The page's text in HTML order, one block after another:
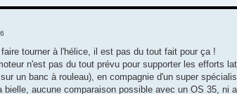
tourner à l'hélice, il est pas du tout fait pour ça !
n'est pas du tout prévu pour supporter les efforts
un banc à rouleau), en compagnie d'un super
aucune comparaison possible avec un OS 35, ni